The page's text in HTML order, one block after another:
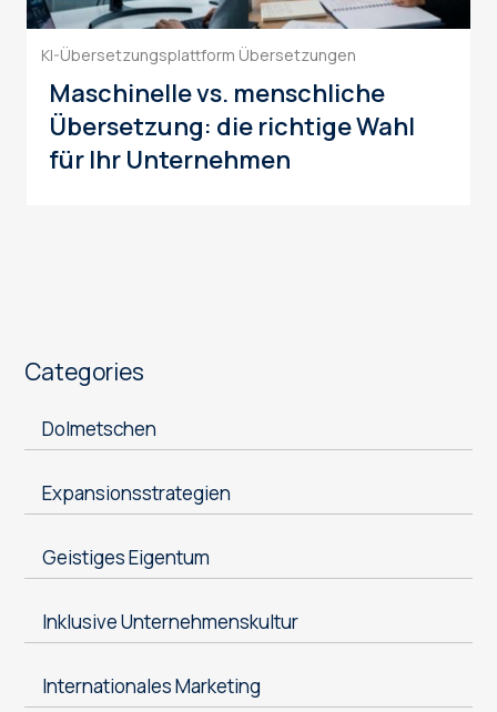
KI-Übersetzungsplattform Übersetzungen
Maschinelle vs. menschliche
Übersetzung: die richtige Wahl
für Ihr Unternehmen
Categories
Dolmetschen
Expansionsstrategien
Geistiges Eigentum
Inklusive Unternehmenskultur
Internationales Marketing